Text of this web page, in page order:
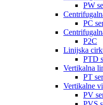
PW
PC
P2C
Linijska
PTD
Vertikalna
PT
Vertikalne
PV